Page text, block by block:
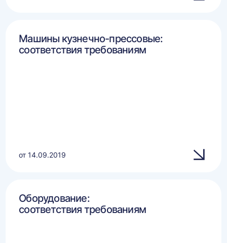
Машины кузнечно-прессовые:
соответствия требованиям
от 14.09.2019
Оборудование:
соответствия требованиям